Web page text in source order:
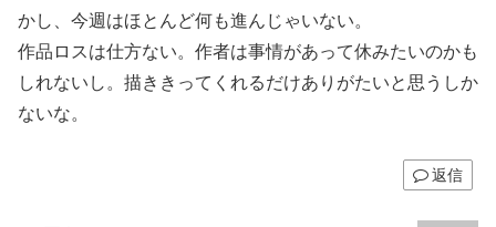
かし、今週はほとんど何も進んじゃいない。
作品ロスは仕方ない。作者は事情があって休みたいのかも
しれないし。描ききってくれるだけありがたいと思うしか
ないな。
返信